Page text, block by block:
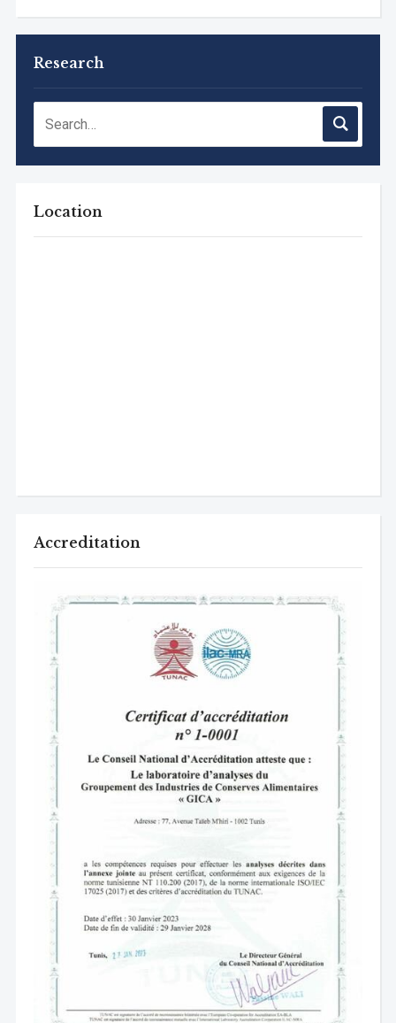
Research
Location
Accreditation